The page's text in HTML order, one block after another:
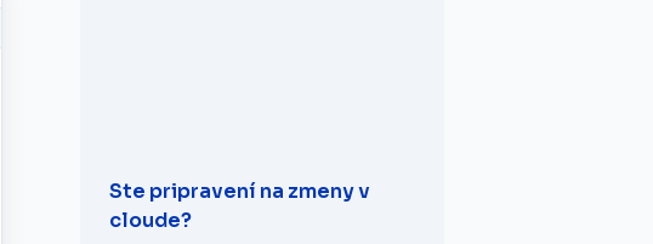
Ste pripravení na zmeny v
cloude?